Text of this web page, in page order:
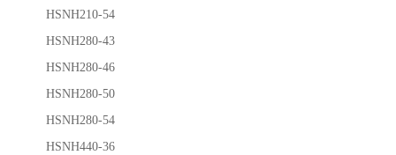
HSNH210-54
HSNH280-43
HSNH280-46
HSNH280-50
HSNH280-54
HSNH440-36